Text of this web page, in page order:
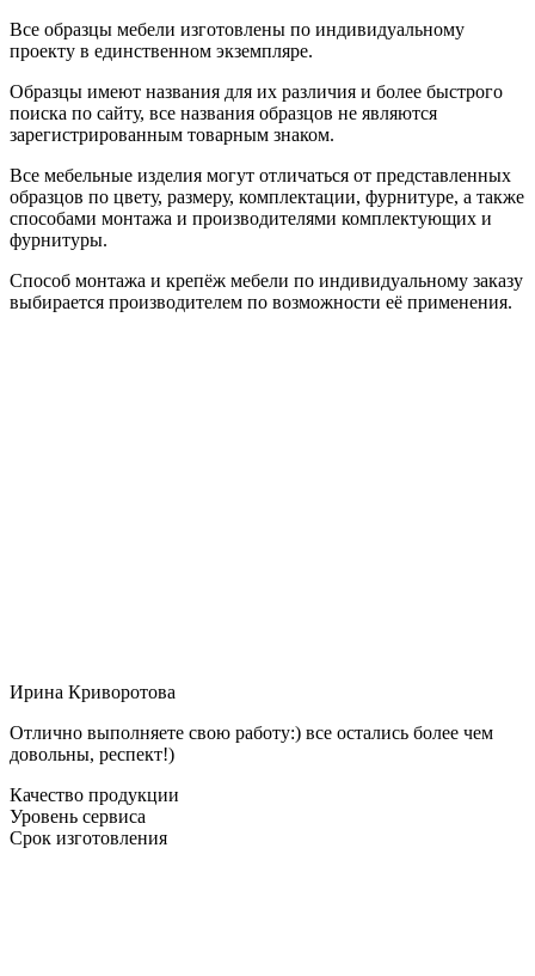
Все образцы мебели изготовлены по индивидуальному
проекту в единственном экземпляре.
Образцы имеют названия для их различия и более быстрого
поиска по сайту, все названия образцов не являются
зарегистрированным товарным знаком.
Все мебельные изделия могут отличаться от представленных
образцов по цвету, размеру, комплектации, фурнитуре, а также
способами монтажа и производителями комплектующих и
фурнитуры.
Способ монтажа и крепёж мебели по индивидуальному заказу
выбирается производителем по возможности её применения.
Ирина Криворотова
Отлично выполняете свою работу:) все остались более чем
довольны, респект!)
Качество продукции
Уровень сервиса
Срок изготовления